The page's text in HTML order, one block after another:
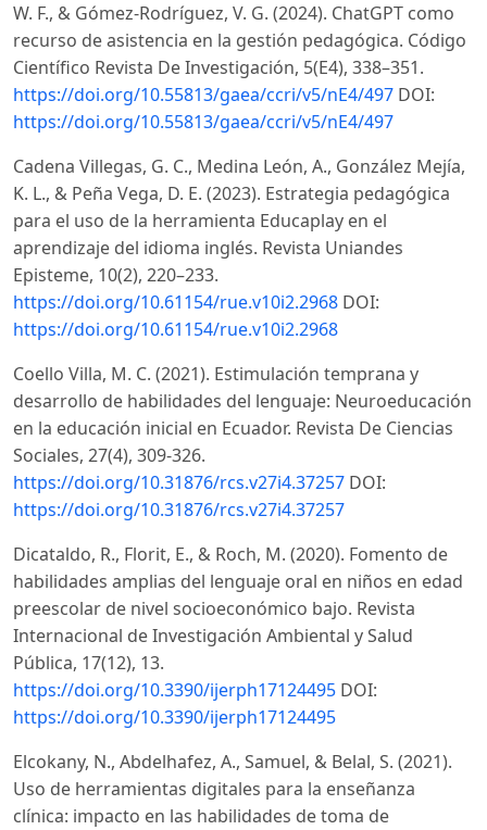
W. F., & Gómez-Rodríguez, V. G. (2024). ChatGPT como
recurso de asistencia en la gestión pedagógica. Código
Científico Revista De Investigación, 5(E4), 338–351.
https://doi.org/10.55813/gaea/ccri/v5/nE4/497 DOI:
https://doi.org/10.55813/gaea/ccri/v5/nE4/497
Cadena Villegas, G. C., Medina León, A., González Mejía,
K. L., & Peña Vega, D. E. (2023). Estrategia pedagógica
para el uso de la herramienta Educaplay en el
aprendizaje del idioma inglés. Revista Uniandes
Episteme, 10(2), 220–233.
https://doi.org/10.61154/rue.v10i2.2968 DOI:
https://doi.org/10.61154/rue.v10i2.2968
Coello Villa, M. C. (2021). Estimulación temprana y
desarrollo de habilidades del lenguaje: Neuroeducación
en la educación inicial en Ecuador. Revista De Ciencias
Sociales, 27(4), 309-326.
https://doi.org/10.31876/rcs.v27i4.37257 DOI:
https://doi.org/10.31876/rcs.v27i4.37257
Dicataldo, R., Florit, E., & Roch, M. (2020). Fomento de
habilidades amplias del lenguaje oral en niños en edad
preescolar de nivel socioeconómico bajo. Revista
Internacional de Investigación Ambiental y Salud
Pública, 17(12), 13.
https://doi.org/10.3390/ijerph17124495 DOI:
https://doi.org/10.3390/ijerph17124495
Elcokany, N., Abdelhafez, A., Samuel, & Belal, S. (2021).
Uso de herramientas digitales para la enseñanza
clínica: impacto en las habilidades de toma de